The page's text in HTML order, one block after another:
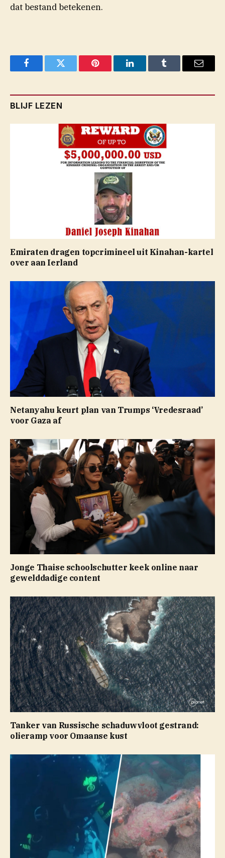
dat bestand betekenen.
FacebookTwitter Pinterest LinkedInTumblr Email
BLIJF LEZEN
Emiraten dragen topcrimineel uit Kinahan-kartel
over aan Ierland
Netanyahu keurt plan van Trumps ‘Vredesraad’
voor Gaza af
Jonge Thaise schoolschutter keek online naar
gewelddadige content
Tanker van Russische schaduwvloot gestrand:
olieramp voor Omaanse kust